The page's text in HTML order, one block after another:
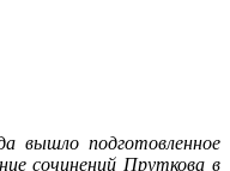
вышло подготовленное
сочинений Пруткова в